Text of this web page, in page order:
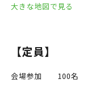
大きな地図で見る
【定員】
会場参加 100名